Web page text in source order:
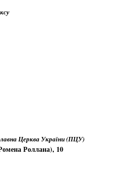
Церква України (ПЦУ)
Роллана), 10